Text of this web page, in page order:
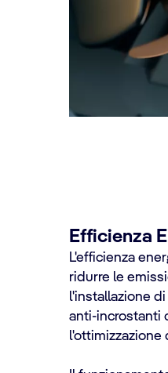
Efficienza
L'efficienza
ridurre le
l'installazione
anti-incrostanti
l'ottimizzazione